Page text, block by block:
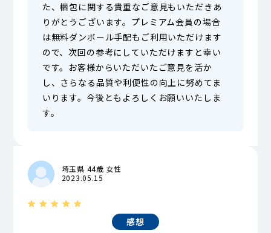
た、梱包に関する貴重なご意見もいただきあ
りがとうございます。プレミアム会員の場合
は無料ダンボール手配もご利用いただけます
ので、次回の参考にしていただけますと幸い
です。お客様からいただいたご意見を活か
し、さらなる品質や利便性の向上に努めてま
いります。今後ともよろしくお願いいたしま
す。
埼玉県 44歳 女性
2023.05.15
感想